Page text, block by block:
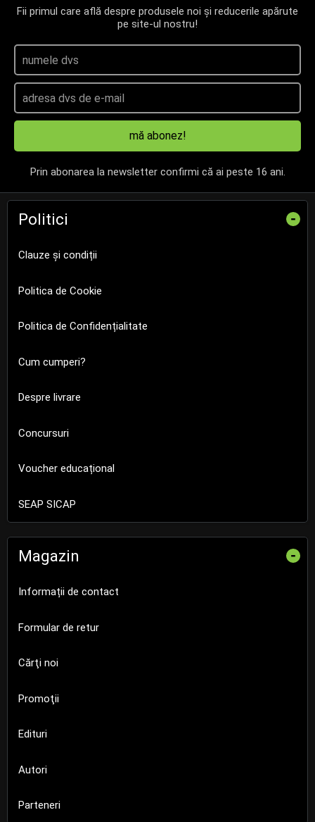
Fii primul care află despre produsele noi și reducerile apărute
pe site-ul nostru!
mă abonez!
Prin abonarea la newsletter confirmi că ai peste 16 ani.
Politici -
Clauze și condiții
Politica de Cookie
Politica de Confidențialitate
Cum cumperi?
Despre livrare
Concursuri
Voucher educațional
SEAP SICAP
Magazin -
Informații de contact
Formular de retur
Cărţi noi
Promoţii
Edituri
Autori
Parteneri